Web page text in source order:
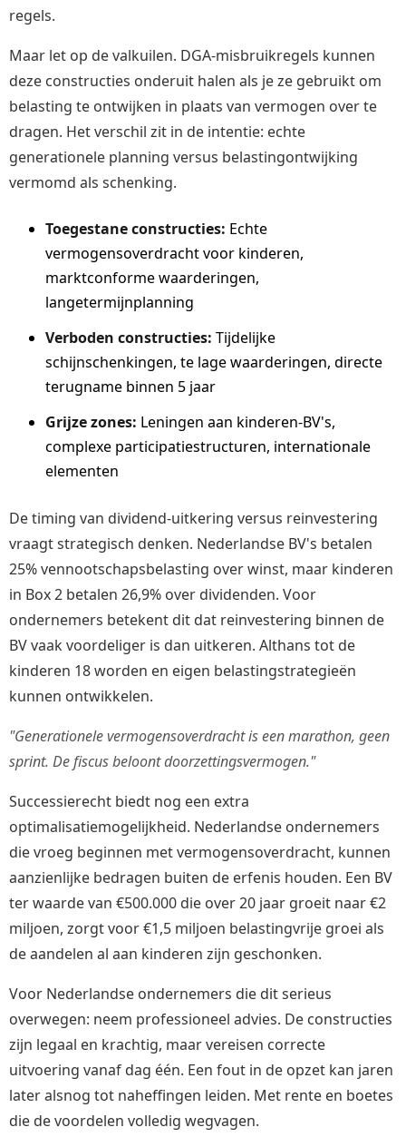
regels.
Maar let op de valkuilen. DGA-misbruikregels kunnen
deze constructies onderuit halen als je ze gebruikt om
belasting te ontwijken in plaats van vermogen over te
dragen. Het verschil zit in de intentie: echte
generationele planning versus belastingontwijking
vermomd als schenking.
Toegestane constructies: Echte
vermogensoverdracht voor kinderen,
marktconforme waarderingen,
langetermijnplanning
Verboden constructies: Tijdelijke
schijnschenkingen, te lage waarderingen, directe
terugname binnen 5 jaar
Grijze zones: Leningen aan kinderen-BV's,
complexe participatiestructuren, internationale
elementen
De timing van dividend-uitkering versus reinvestering
vraagt strategisch denken. Nederlandse BV's betalen
25% vennootschapsbelasting over winst, maar kinderen
in Box 2 betalen 26,9% over dividenden. Voor
ondernemers betekent dit dat reinvestering binnen de
BV vaak voordeliger is dan uitkeren. Althans tot de
kinderen 18 worden en eigen belastingstrategieën
kunnen ontwikkelen.
"Generationele vermogensoverdracht is een marathon, geen
sprint. De fiscus beloont doorzettingsvermogen."
Successierecht biedt nog een extra
optimalisatiemogelijkheid. Nederlandse ondernemers
die vroeg beginnen met vermogensoverdracht, kunnen
aanzienlijke bedragen buiten de erfenis houden. Een BV
ter waarde van €500.000 die over 20 jaar groeit naar €2
miljoen, zorgt voor €1,5 miljoen belastingvrije groei als
de aandelen al aan kinderen zijn geschonken.
Voor Nederlandse ondernemers die dit serieus
overwegen: neem professioneel advies. De constructies
zijn legaal en krachtig, maar vereisen correcte
uitvoering vanaf dag één. Een fout in de opzet kan jaren
later alsnog tot naheffingen leiden. Met rente en boetes
die de voordelen volledig wegvagen.